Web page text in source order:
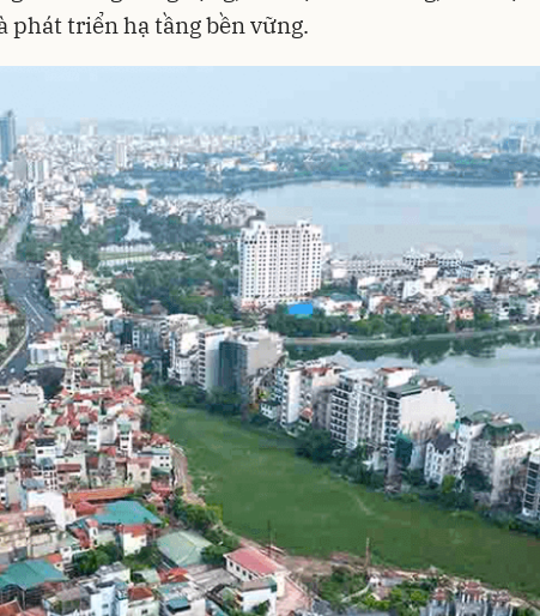
phát triển hạ tầng bền vững.